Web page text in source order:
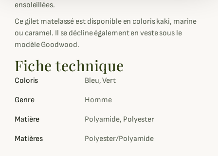
ensoleillées.
Ce gilet matelassé est disponible en coloris kaki, marine
ou caramel. Il se décline également en veste sous le
modèle Goodwood.
Fiche technique
Coloris Bleu, Vert
Genre Homme
Matière Polyamide, Polyester
Matières Polyester/Polyamide